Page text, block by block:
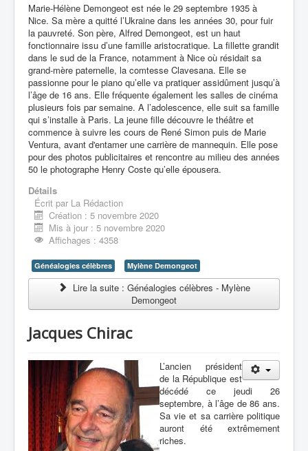
Marie-Hélène Demongeot est née le 29 septembre 1935 à
Nice. Sa mère a quitté l’Ukraine dans les années 30, pour fuir
la pauvreté. Son père, Alfred Demongeot, est un haut
fonctionnaire issu d’une famille aristocratique. La fillette grandit
dans le sud de la France, notamment à Nice où résidait sa
grand-mère paternelle, la comtesse Clavesana. Elle se
passionne pour le piano qu’elle va pratiquer assidûment jusqu’à
l’âge de 16 ans. Elle fréquente également les salles de cinéma
plusieurs fois par semaine. A l’adolescence, elle suit sa famille
qui s’installe à Paris. La jeune fille découvre le théâtre et
commence à suivre les cours de René Simon puis de Marie
Ventura, avant d'entamer une carrière de mannequin. Elle pose
pour des photos publicitaires et rencontre au milieu des années
50 le photographe Henry Coste qu’elle épousera.
Détails
Écrit par La Rédaction
Création : 5 novembre 2020
Mis à jour : 5 novembre 2020
Affichages : 4358
Généalogies célèbres Mylène Demongeot
Lire la suite : Généalogies célèbres - Mylène
Demongeot
Jacques Chirac
L’ancien président
de la République est
décédé ce jeudi 26
septembre, à l’âge de 86 ans.
Sa vie et sa carrière politique
auront été extrêmement
riches.